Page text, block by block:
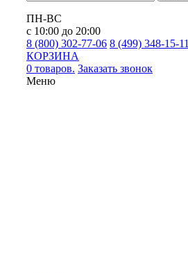
ПН-ВС
с 10:00 до 20:00
8 (800) 302-77-06 8 (499) 348-15-11
КОРЗИНА
0 товаров. Заказать звонок
Меню